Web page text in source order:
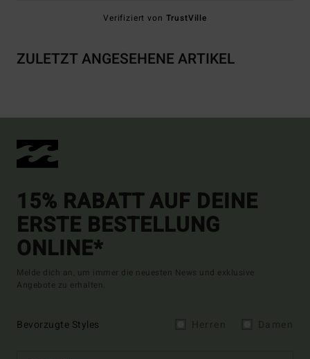
Verifiziert von TrustVille
ZULETZT ANGESEHENE ARTIKEL
15% RABATT AUF DEINE
ERSTE BESTELLUNG
ONLINE*
Melde dich an, um immer die neuesten News und exklusive
Angebote zu erhalten.
Bevorzugte Styles